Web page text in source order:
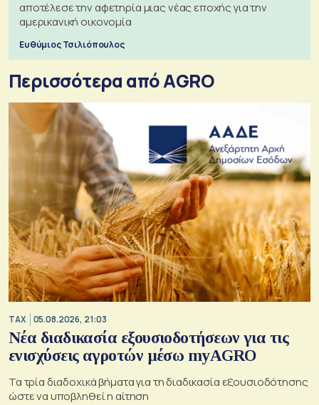
αποτέλεσε την αφετηρία μιας νέας εποχής για την
αμερικανική οικονομία
Ευθύμιος Τσιλιόπουλος
Περισσότερα από AGRO
TAX 05.08.2026, 21:03
Νέα διαδικασία εξουσιοδοτήσεων για τις
ενισχύσεις αγροτών μέσω myAGRO
Τα τρία διαδοχικά βήματα για τη διαδικασία εξουσιοδότησης
ώστε να υποβληθεί η αίτηση